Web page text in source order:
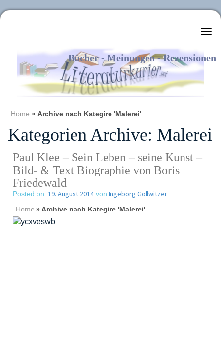
Literaturkurier.net
Bücher - Meinungen - Rezensionen
Home » Archive nach Kategire 'Malerei'
Kategorien Archive: Malerei
Paul Klee – Sein Leben – seine Kunst –
Bild- & Text Biographie von Boris
Friedewald
Posted on 19. August 2014von Ingeborg Gollwitzer
Home » Archive nach Kategire 'Malerei'